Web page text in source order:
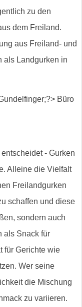
zu den
dem Freiland.
aus Freiland- und
als Landgurken in
- Gurken
Alleine die Vielfalt
Freilandgurken
schaffen und diese
sondern auch
als Snack für
für Gerichte wie
Wer seine
die Mischung
zu variieren.